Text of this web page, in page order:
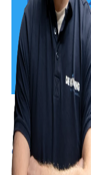
NEEM
ONZE